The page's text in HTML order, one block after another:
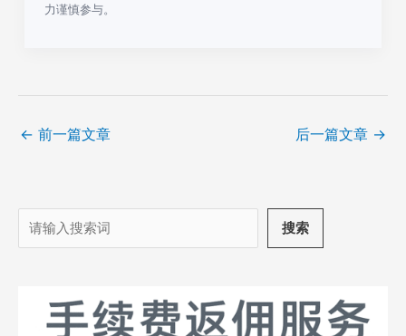
力谨慎参与。
← 前一篇文章 后一篇文章 →
搜
索
搜索